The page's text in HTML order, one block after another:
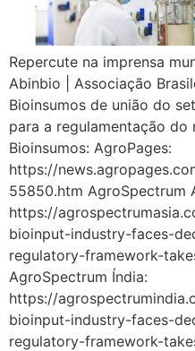
Repercute na imprensa
Abinbio | Associação
Bioinsumos de união do
para a regulamentação
Bioinsumos: AgroPages:
https://
55850.htm AgroSpectrum
https://
bioinput-industry-faces-
regulatory-framework-
AgroSpectrum Índia:
https://
bioinput-industry-faces-
regulatory-framework-